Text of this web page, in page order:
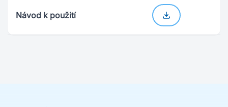
Návod k použití